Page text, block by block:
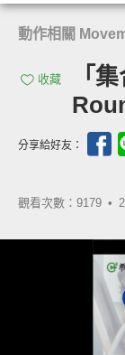
動作相關
收藏
「
分享給好友：
觀看次數：9179 •